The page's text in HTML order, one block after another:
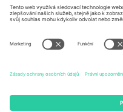
Mexico
Av Chapultepec 360, Roma
Norte, Cuauhtémoc, 06700
Ciudad de México, CDMX,
lokalitě, události a/nebo
stránce události,
Právní